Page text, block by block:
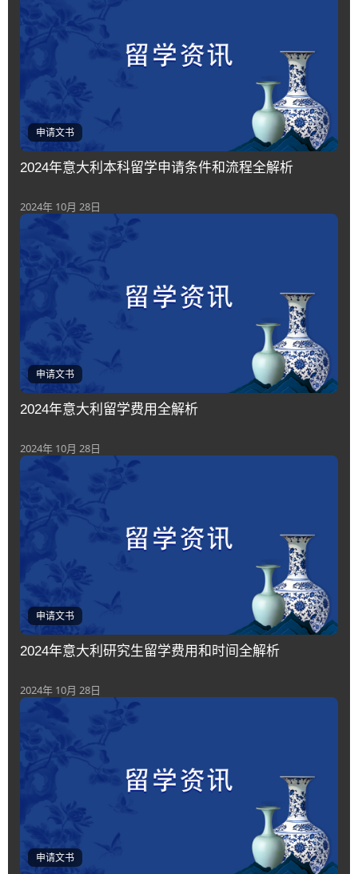
申请文书
2024年意大利本科留学申请条件和流程全解析
2024年 10月 28日
申请文书
2024年意大利留学费用全解析
2024年 10月 28日
申请文书
2024年意大利研究生留学费用和时间全解析
2024年 10月 28日
申请文书